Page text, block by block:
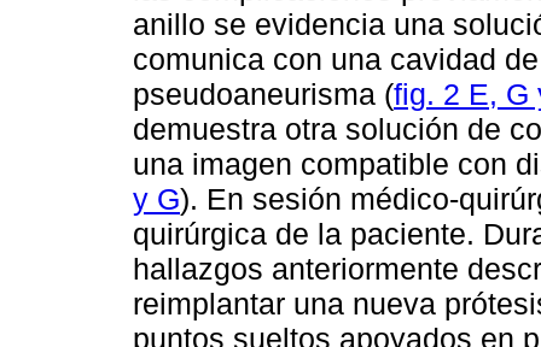
anillo se evidencia una
comunica con una cavidad
pseudoaneurisma (fig. 2 E, G
demuestra otra solución de
una imagen compatible con
y G). En sesión médico-
quirúrgica de la paciente.
hallazgos anteriormente
reimplantar una nueva
puntos sueltos apoyados en